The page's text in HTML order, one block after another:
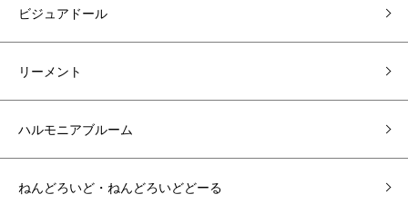
ビジュアドール
リーメント
ハルモニアブルーム
ねんどろいど・ねんどろいどどーる